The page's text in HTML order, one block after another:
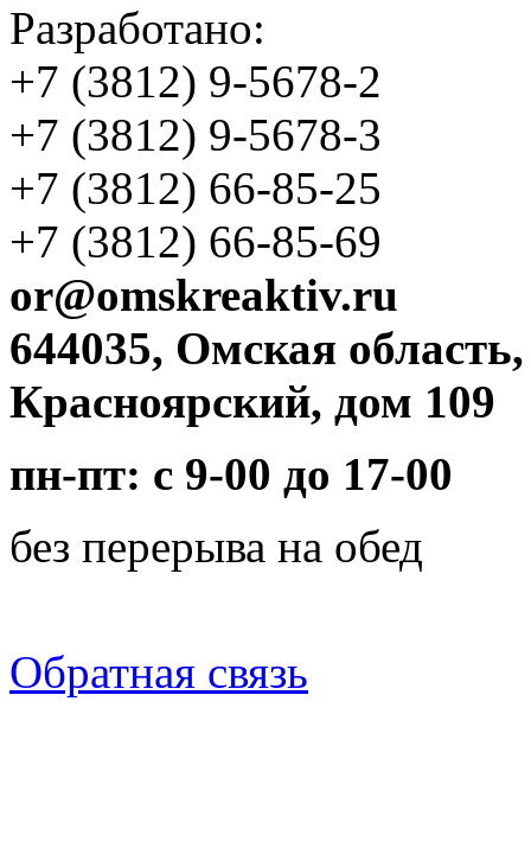
Разработано:
+7 (3812) 9-5678-2
+7 (3812) 9-5678-3
+7 (3812) 66-85-25
+7 (3812) 66-85-69
or@omskreaktiv.ru
644035, Омская
Красноярский, дом 109
пн-пт: с 9-00 до 17-00
без перерыва на обед
Обратная связь